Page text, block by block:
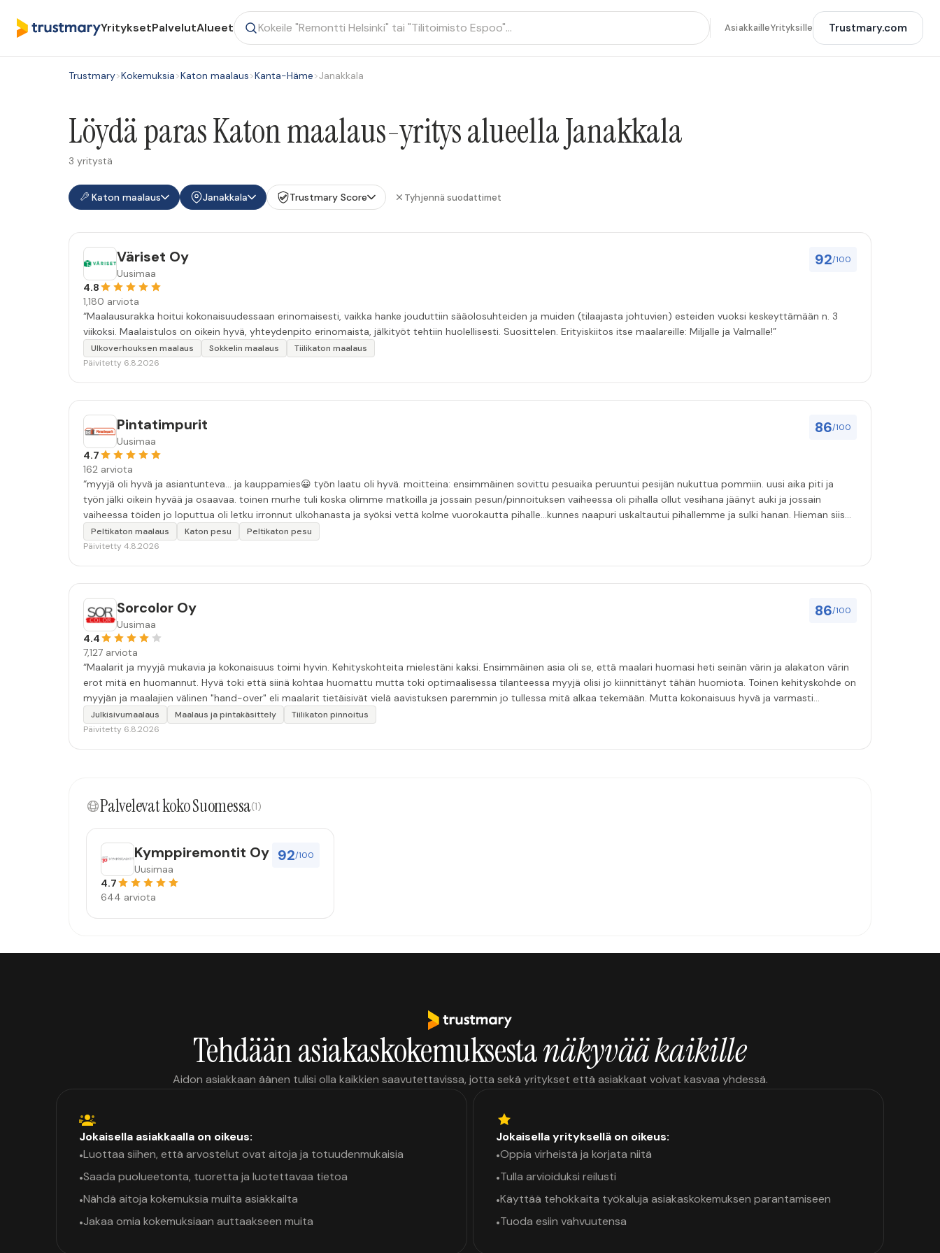
YrityksetPalvelutAlueet AsiakkailleYrityksille Trustmary.com
Trustmary>Kokemuksia>Katon maalaus>Kanta-Häme>Janakkala
Löydä paras Katon maalaus-yritys alueella Janakkala
3 yritystä
Katon maalaus Janakkala Trustmary Score Tyhjennä suodattimet
92/100
Väriset Oy
Uusimaa
4.8
1,180 arviota
“Maalausurakka hoitui kokonaisuudessaan erinomaisesti, vaikka hanke jouduttiin sääolosuhteiden ja muiden (tilaajasta johtuvien) esteiden vuoksi keskeyttämään n. 3
viikoksi. Maalaistulos on oikein hyvä, yhteydenpito erinomaista, jälkityöt tehtiin huolellisesti. Suosittelen. Erityiskiitos itse maalareille: Miljalle ja Valmalle!”
Ulkoverhouksen maalaus Sokkelin maalaus
Tiilikaton maalaus
Päivitetty 6.8.2026
86/100
Pintatimpurit
Uusimaa
4.7
162 arviota
“myyjä oli hyvä ja asiantunteva... ja kauppamies😀 työn laatu oli hyvä. moitteina: ensimmäinen sovittu pesuaika peruuntui pesijän nukuttua pommiin. uusi aika piti ja
työn jälki oikein hyvää ja osaavaa. toinen murhe tuli koska olimme matkoilla ja jossain pesun/pinnoituksen vaiheessa oli pihalla ollut vesihana jäänyt auki ja jossain
vaiheessa töiden jo loputtua oli letku irronnut ulkohanasta ja syöksi vettä kolme vuorokautta pihalle...kunnes naapuri uskaltautui pihallemme ja sulki hanan. Hieman siis
tarkkuutta hommiin ja hyvä tulee. ”
Peltikaton maalaus Katon pesu
Peltikaton pesu
Päivitetty 4.8.2026
86/100
Sorcolor Oy
Uusimaa
4.4
7,127 arviota
“Maalarit ja myyjä mukavia ja kokonaisuus toimi hyvin. Kehityskohteita mielestäni kaksi. Ensimmäinen asia oli se, että maalari huomasi heti seinän värin ja alakaton värin
erot mitä en huomannut. Hyvä toki että siinä kohtaa huomattu mutta toki optimaalisessa tilanteessa myyjä olisi jo kiinnittänyt tähän huomiota. Toinen kehityskohde on
myyjän ja maalajien välinen "hand-over" eli maalarit tietäisivät vielä aavistuksen paremmin jo tullessa mitä alkaa tekemään. Mutta kokonaisuus hyvä ja varmasti
tulevaisuudessakin mahdollisuus että palveluita käytän”
Julkisivumaalaus Maalaus ja pintakäsittely
Tiilikaton pinnoitus
Päivitetty 6.8.2026
Palvelevat koko Suomessa(1)
92/100
Kymppiremontit Oy
Uusimaa
4.7
644 arviota
Tehdään asiakaskokemuksestanäkyvää kaikille
Aidon asiakkaan äänen tulisi olla kaikkien saavutettavissa, jotta sekä yritykset että asiakkaat voivat kasvaa yhdessä.
Jokaisella asiakkaalla on oikeus:
•Luottaa siihen, että arvostelut ovat aitoja ja totuudenmukaisia
•Saada puolueetonta, tuoretta ja luotettavaa tietoa
•Nähdä aitoja kokemuksia muilta asiakkailta
•Jakaa omia kokemuksiaan auttaakseen muita
Jokaisella yrityksellä on oikeus:
•Oppia virheistä ja korjata niitä
•Tulla arvioiduksi reilusti
•Käyttää tehokkaita työkaluja asiakaskokemuksen parantamiseen
•Tuoda esiin vahvuutensa